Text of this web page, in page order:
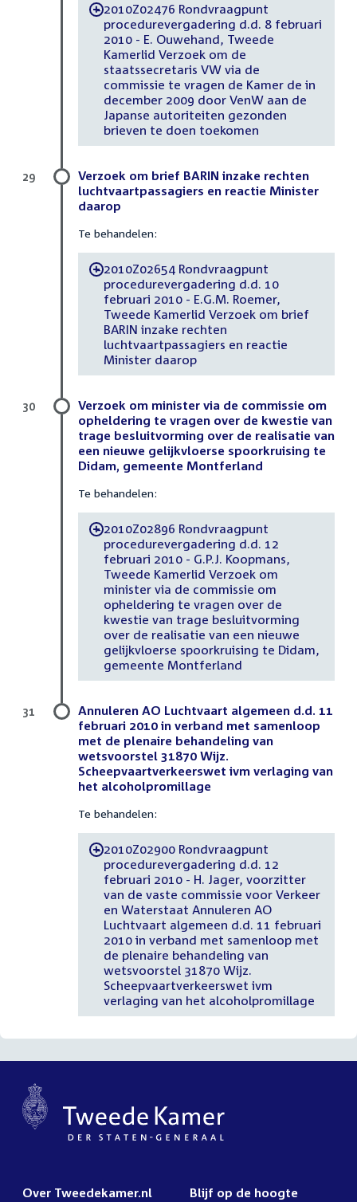
-2010Z02476 Rondvraagpunt
procedurevergadering d.d. 8 februari
2010 - E. Ouwehand, Tweede
Kamerlid Verzoek om de
staatssecretaris VW via de
commissie te vragen de Kamer de in
december 2009 door VenW aan de
Japanse autoriteiten gezonden
brieven te doen toekomen
Verzoek om brief BARIN inzake rechten
luchtvaartpassagiers en reactie Minister
daarop
Te behandelen:
-2010Z02654 Rondvraagpunt
procedurevergadering d.d. 10
februari 2010 - E.G.M. Roemer,
Tweede Kamerlid Verzoek om brief
BARIN inzake rechten
luchtvaartpassagiers en reactie
Minister daarop
29
Verzoek om minister via de commissie om
opheldering te vragen over de kwestie van
trage besluitvorming over de realisatie van
een nieuwe gelijkvloerse spoorkruising te
Didam, gemeente Montferland
Te behandelen:
-2010Z02896 Rondvraagpunt
procedurevergadering d.d. 12
februari 2010 - G.P.J. Koopmans,
Tweede Kamerlid Verzoek om
minister via de commissie om
opheldering te vragen over de
kwestie van trage besluitvorming
over de realisatie van een nieuwe
gelijkvloerse spoorkruising te Didam,
gemeente Montferland
30
Annuleren AO Luchtvaart algemeen d.d. 11
februari 2010 in verband met samenloop
met de plenaire behandeling van
wetsvoorstel 31870 Wijz.
Scheepvaartverkeerswet ivm verlaging van
het alcoholpromillage
Te behandelen:
-2010Z02900 Rondvraagpunt
procedurevergadering d.d. 12
februari 2010 - H. Jager, voorzitter
van de vaste commissie voor Verkeer
en Waterstaat Annuleren AO
Luchtvaart algemeen d.d. 11 februari
2010 in verband met samenloop met
de plenaire behandeling van
wetsvoorstel 31870 Wijz.
Scheepvaartverkeerswet ivm
verlaging van het alcoholpromillage
31
Over Tweedekamer.nl Blijf op de hoogte